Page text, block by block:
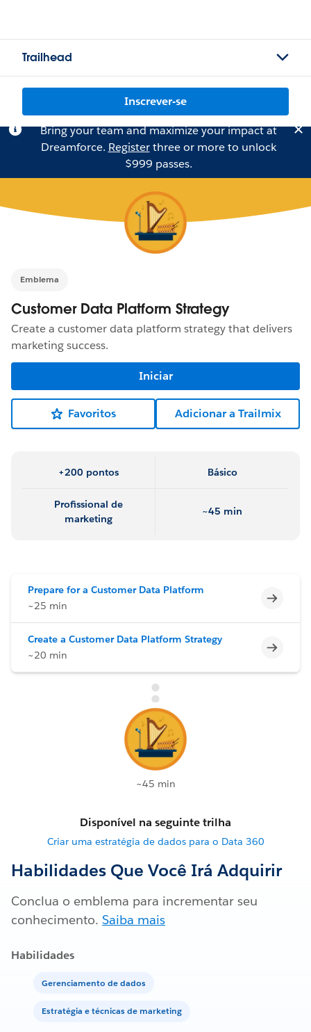
Trailhead
Inscrever-se
Bring your team and maximize your impact at
Dreamforce. Registerthree or more to unlock
$999 passes.
Emblema
Customer Data Platform Strategy
Create a customer data platform strategy that delivers
marketing success.
Iniciar
Favoritos Adicionar a Trailmix
+200 pontos Básico
Profissional de
marketing
~45 min
Prepare for a Customer Data Platform
~25 min
Create a Customer Data Platform Strategy
~20 min
~45 min
Disponível na seguinte trilha
Criar uma estratégia de dados para o Data 360
Habilidades Que Você Irá Adquirir
Conclua o emblema para incrementar seu
conhecimento. Saiba mais
Habilidades
Gerenciamento de dados
Estratégia e técnicas de marketing